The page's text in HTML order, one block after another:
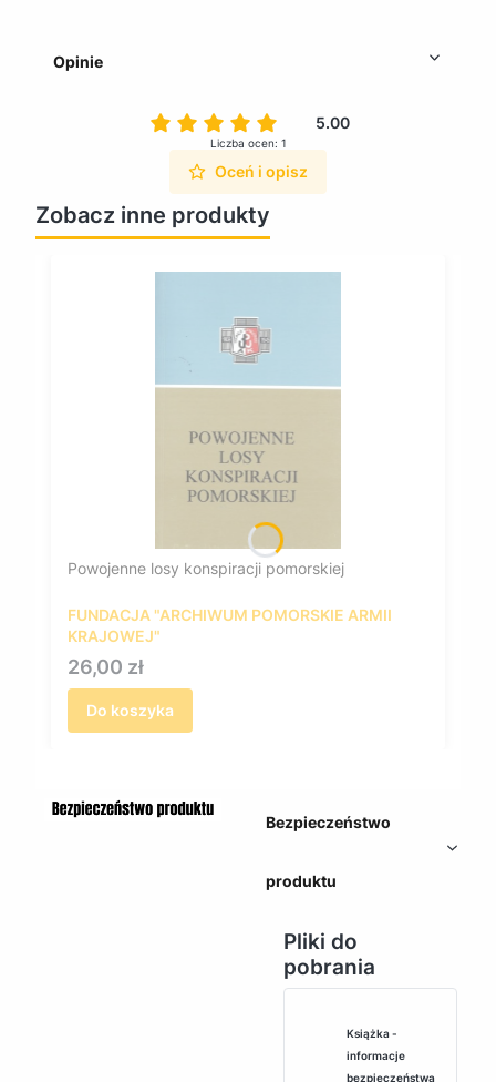
Opinie
5.00
Liczba ocen: 1
Oceń i opisz
Zobacz inne produkty
Powojenne losy konspiracji pomorskiej
FUNDACJA "ARCHIWUM POMORSKIE ARMII
KRAJOWEJ"
Cena
26,00 zł
Do koszyka
Bezpieczeństwo
produktu
Pliki do
pobrania
Książka -
informacje
bezpieczeństwa